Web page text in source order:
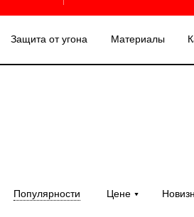
Защита от угона Материалы
Популярности Цене